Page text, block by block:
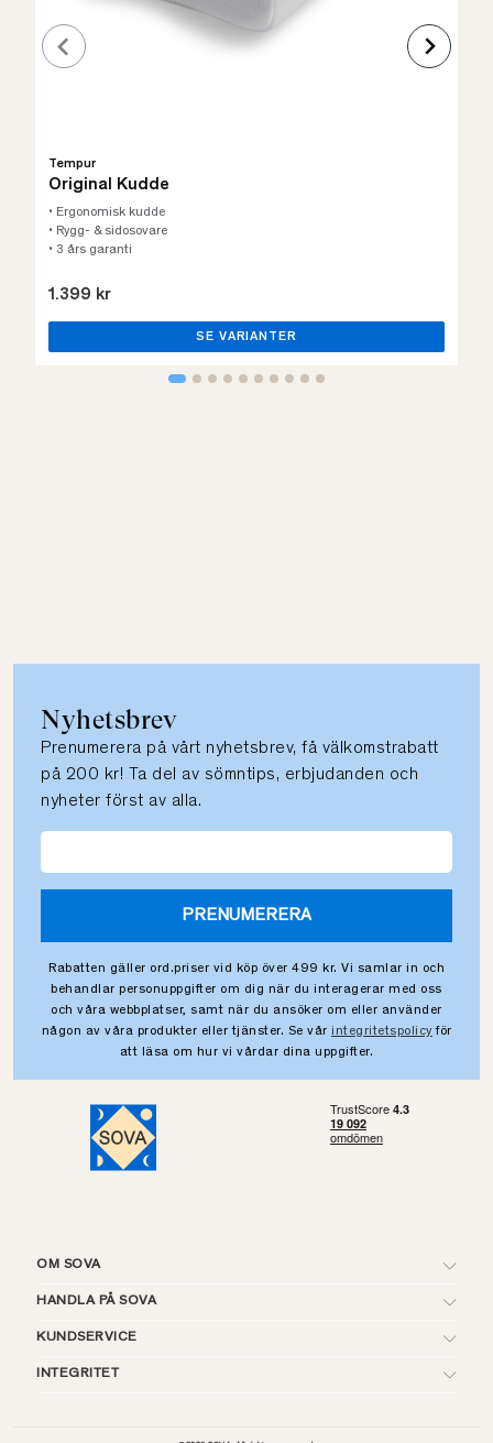
Tempur
Original Kudde
• Ergonomisk kudde
• Rygg- & sidosovare
• 3 års garanti
1.399 kr
SE VARIANTER
Nyhetsbrev
Prenumerera på vårt nyhetsbrev, få välkomstrabatt
på 200 kr! Ta del av sömntips, erbjudanden och
nyheter först av alla.
PRENUMERERA
Rabatten gäller ord.priser vid köp över 499 kr. Vi samlar in och
behandlar personuppgifter om dig när du interagerar med oss
och våra webbplatser, samt när du ansöker om eller använder
någon av våra produkter eller tjänster. Se vår integritetspolicy för
att läsa om hur vi vårdar dina uppgifter.
OM SOVA
HANDLA PÅ SOVA
KUNDSERVICE
INTEGRITET